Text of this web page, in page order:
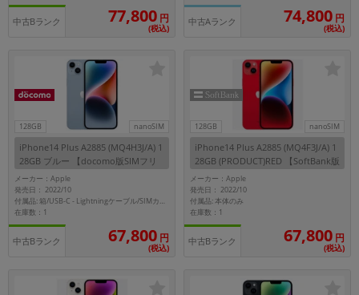
中古Bランク 77,800 円
(税込)
中古Aランク 74,800 円
(税込)
128GB nanoSIM
iPhone14 Plus A2885 (MQ4H3J/A) 1
28GB ブルー 【docomo版SIMフリ
ー】
メーカー：Apple
発売日： 2022/10
付属品: 箱/USB-C - Lightningケーブル/SIMカードツール/マニュアル
在庫数：1
中古Bランク 67,800 円
(税込)
128GB nanoSIM
iPhone14 Plus A2885 (MQ4F3J/A) 1
28GB (PRODUCT)RED 【SoftBank版
SIMフリー】
メーカー：Apple
発売日： 2022/10
付属品: 本体のみ
在庫数：1
中古Bランク 67,800 円
(税込)
メモリ
容量
モニタサイズ
価格